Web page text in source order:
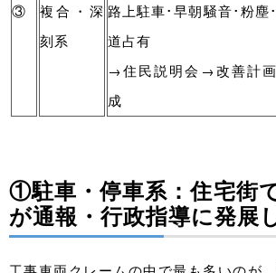
③
複合・深
刻系
路上駐車･早朝騒音･粉塵
道占有
→住民説明会→改善計
成
①駐車・停車系：住宅街
が通報・行政指導に発展